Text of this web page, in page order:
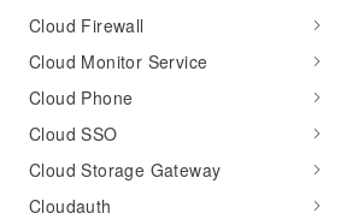
Cloud Firewall
Cloud Monitor Service
Cloud Phone
Cloud SSO
Cloud Storage Gateway
Cloudauth